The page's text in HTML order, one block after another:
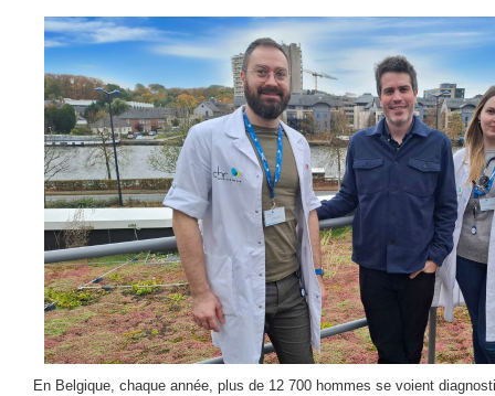
En Belgique, chaque année, plus de 12 700 hommes se voient